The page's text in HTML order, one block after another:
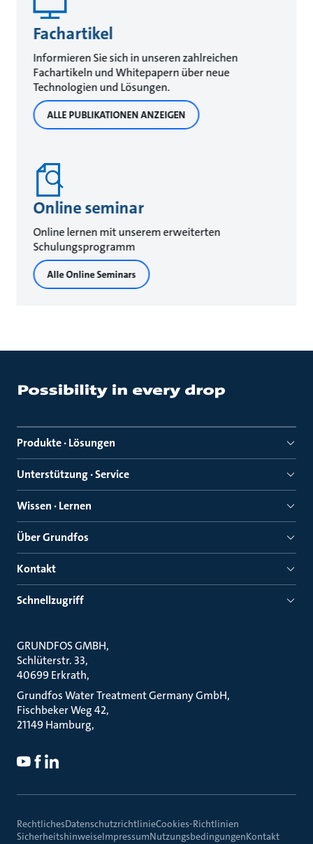
Fachartikel
Informieren Sie sich in unseren zahlreichen
Fachartikeln und Whitepapern über neue
Technologien und Lösungen.
ALLE PUBLIKATIONEN ANZEIGEN
Online seminar
Online lernen mit unserem erweiterten
Schulungsprogramm
Alle Online Seminars
Produkte · Lösungen
Unterstützung · Service
Wissen · Lernen
Über Grundfos
Kontakt
Schnellzugriff
GRUNDFOS GMBH
Schlüterstr. 33
40699 Erkrath
Grundfos Water Treatment Germany GmbH
Fischbeker Weg 42
21149 Hamburg
RechtlichesDatenschutzrichtlinieCookies-Richtlinien
SicherheitshinweiseImpressumNutzungsbedingungenKontakt